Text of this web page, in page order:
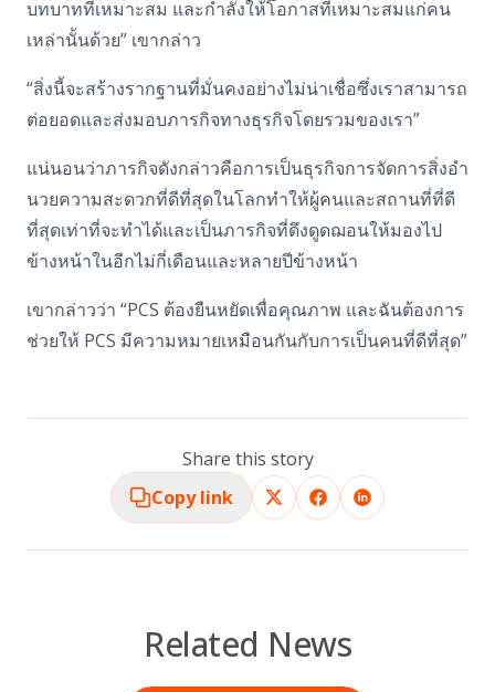
บทบาทที่เหมาะสม และกําลังให้โอกาสที่เหมาะสมแก่คน
เหล่านั้นด้วย” เขากล่าว
“สิ่งนี้จะสร้างรากฐานที่มั่นคงอย่างไม่น่าเชื่อซึ่งเราสามารถ
ต่อยอดและส่งมอบภารกิจทางธุรกิจโดยรวมของเรา”
แน่นอนว่าภารกิจดังกล่าวคือการเป็นธุรกิจการจัดการสิ่งอํา
นวยความสะดวกที่ดีที่สุดในโลกทําให้ผู้คนและสถานที่ที่ดี
ที่สุดเท่าที่จะทําได้และเป็นภารกิจที่ดึงดูดฌอนให้มองไป
ข้างหน้าในอีกไม่กี่เดือนและหลายปีข้างหน้า
เขากล่าวว่า “PCS ต้องยืนหยัดเพื่อคุณภาพ และฉันต้องการ
ช่วยให้ PCS มีความหมายเหมือนกันกับการเป็นคนที่ดีที่สุด”
Share this story
Copy link
Related News